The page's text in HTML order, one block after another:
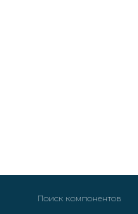
Поиск компонентов